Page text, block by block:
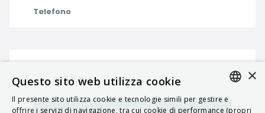
Telefono
MAPPA
Navigatore ITALIAN
×
Questo sito web utilizza cookie
Il presente sito utilizza cookie e tecnologie simili per gestire e
offrire i servizi di navigazione, tra cui cookie di performance (propri